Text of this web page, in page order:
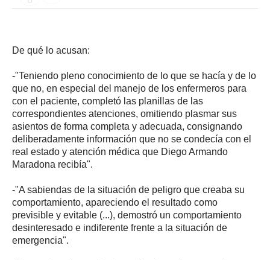
De qué lo acusan:
-"Teniendo pleno conocimiento de lo que se hacía y de lo
que no, en especial del manejo de los enfermeros para
con el paciente, completó las planillas de las
correspondientes atenciones, omitiendo plasmar sus
asientos de forma completa y adecuada, consignando
deliberadamente información que no se condecía con el
real estado y atención médica que Diego Armando
Maradona recibía".
-"A sabiendas de la situación de peligro que creaba su
comportamiento, apareciendo el resultado como
previsible y evitable (...), demostró un comportamiento
desinteresado e indiferente frente a la situación de
emergencia".